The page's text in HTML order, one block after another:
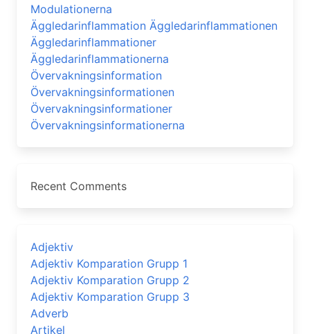
Modulationerna
Äggledarinflammation Äggledarinflammationen
Äggledarinflammationer
Äggledarinflammationerna
Övervakningsinformation
Övervakningsinformationen
Övervakningsinformationer
Övervakningsinformationerna
Recent Comments
Adjektiv
Adjektiv Komparation Grupp 1
Adjektiv Komparation Grupp 2
Adjektiv Komparation Grupp 3
Adverb
Artikel